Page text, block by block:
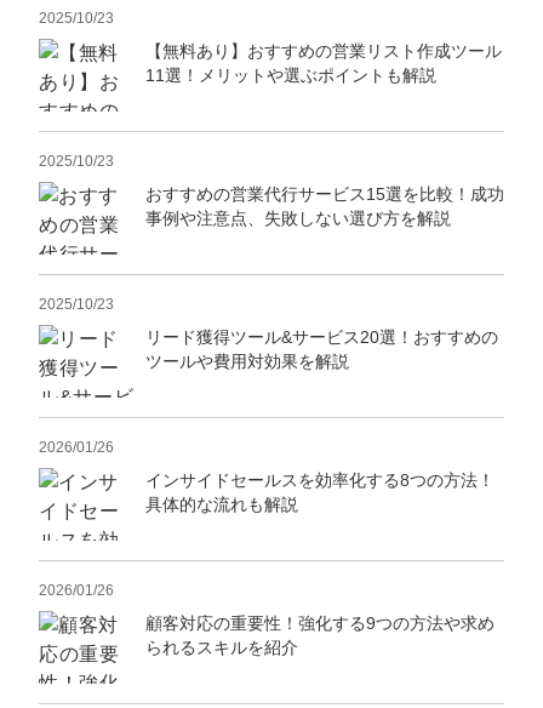
2025/10/23
【無料あり】おすすめの営業リスト作成ツール
11選！メリットや選ぶポイントも解説
2025/10/23
おすすめの営業代行サービス15選を比較！成功
事例や注意点、失敗しない選び方を解説
2025/10/23
リード獲得ツール&サービス20選！おすすめの
ツールや費用対効果を解説
2026/01/26
インサイドセールスを効率化する8つの方法！
具体的な流れも解説
2026/01/26
顧客対応の重要性！強化する9つの方法や求め
られるスキルを紹介